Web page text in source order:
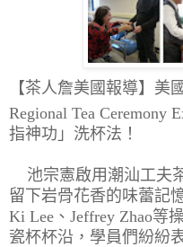
【茶人詹美國報導】 美
Regional Tea Ceremony
指神功」洗杯法！
池宗憲啟用潮汕工夫
留下岩骨花香的味蕾記
Ki Lee 、Jeffrey Zhao等
瓷杯杯沿，學員們紛紛